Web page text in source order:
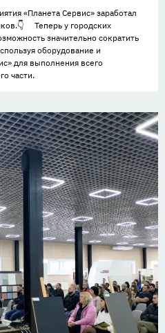
«Планета Сервис» заработал
⠀ Теперь у городских
значительно сократить
оборудование и
для выполнения всего
части.